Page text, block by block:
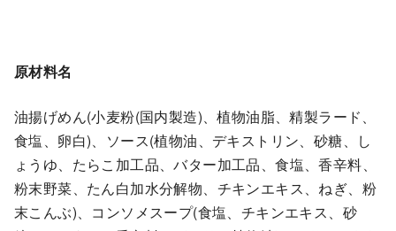
原材料名
油揚げめん(小麦粉(国内製造)、植物油脂、精製ラード、
食塩、卵白)、ソース(植物油、デキストリン、砂糖、し
ょうゆ、たらこ加工品、バター加工品、食塩、香辛料、
粉末野菜、たん白加水分解物、チキンエキス、ねぎ、粉
末こんぶ)、コンソメスープ(食塩、チキンエキス、砂